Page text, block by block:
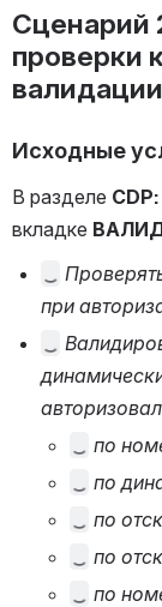
Сценарий
проверки
Исходные
В разделе
вкладке
ри
по
по
по
по
по